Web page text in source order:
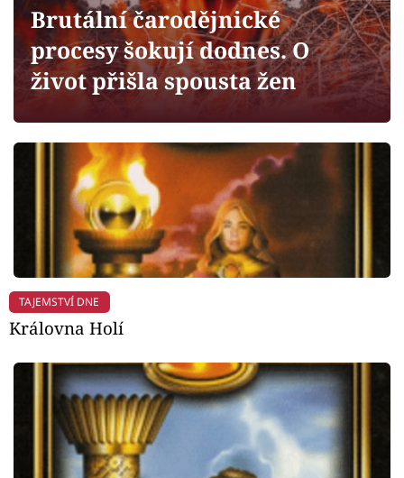
Sledujte prima+
Filmový festival Karlovy Vary
Pořady
Mámy sobě
Přihlášení
Sledujte nás
Brutální čarodějnické
procesy šokují dodnes. O
život přišla spousta žen
TAJEMSTVÍ DNE
Královna Holí